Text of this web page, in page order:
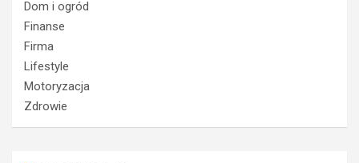
Dom i ogród
Finanse
Firma
Lifestyle
Motoryzacja
Zdrowie